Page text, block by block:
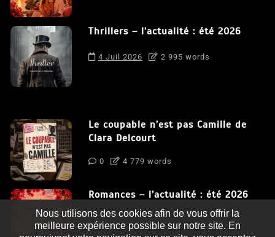
Thrillers – l’actualité : été 2026
4 Juil 2026 2 995 words
Le coupable n’est pas Camille de
Clara Delcourt
0 4 779 words
Romances – l’actualité : été 2026
0 3 052 words
Nous utilisons des cookies afin de vous offrir la
meilleure expérience possible sur notre site. En